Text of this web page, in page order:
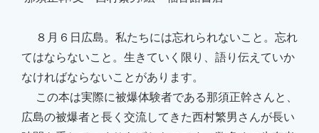
８月６日広島。私たちには忘れられないこと。忘れ
てはならないこと。生きていく限り、語り伝えていか
なければならないことがあります。
この本は実際に被爆体験者である那須正幹さんと、
広島の被爆者と長く交流してきた西村繁男さんが長い